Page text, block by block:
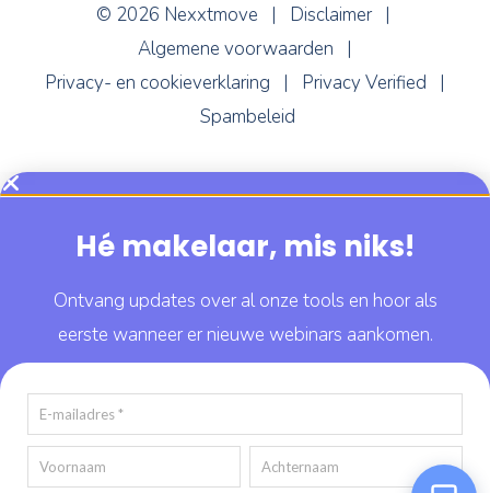
© 2026 Nexxtmove | Disclaimer|
Algemene voorwaarden |
Privacy- en cookieverklaring | Privacy Verified |
Spambeleid
Nexxi
Online
Hé makelaar, mis niks!
Ontvang updates over al onze tools en hoor als
eerste wanneer er nieuwe webinars aankomen.